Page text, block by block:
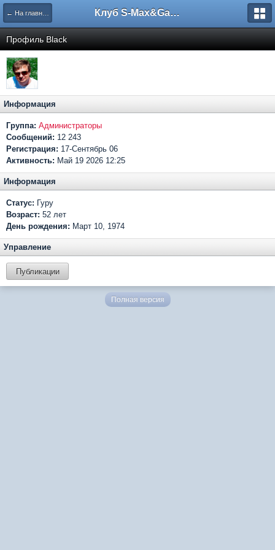
← На главную Клуб S-Max&Galaxy
Профиль Black
Информация
Группа: Администраторы
Сообщений: 12 243
Регистрация: 17-Сентябрь 06
Активность: Май 19 2026 12:25
Информация
Статус: Гуру
Возраст: 52 лет
День рождения: Март 10, 1974
Управление
Публикации
Полная версия